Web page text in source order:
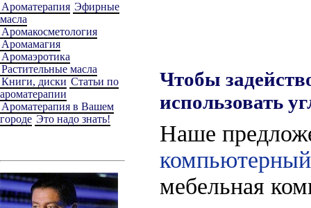
Ароматерапия Эфирные
масла
Аромакосметология
Аромамагия
Аромаэротика
Растительные масла
Книги, диски Статьи по
ароматерапии
Ароматерапия в Вашем
городе Это надо знать!
Чтобы
использовать
Наше
мебельная